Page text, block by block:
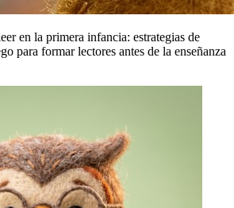
en la primera infancia: estrategias de
para formar lectores antes de la enseñanza